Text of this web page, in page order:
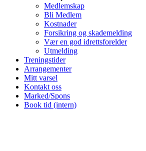
Medlemskap
Bli Medlem
Kostnader
Forsikring og skademelding
Vær en god idrettsforelder
Utmelding
Treningstider
Arrangementer
Mitt varsel
Kontakt oss
Marked/Spons
Book tid (intern)